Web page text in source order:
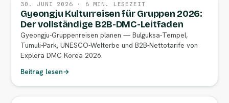
30. JUNI 2026 · 6 MIN. LESEZEIT
Gyeongju Kulturreisen für Gruppen 2026:
Der vollständige B2B-DMC-Leitfaden
Gyeongju-Gruppenreisen planen — Bulguksa-Tempel,
Tumuli-Park, UNESCO-Welterbe und B2B-Nettotarife von
Explera DMC Korea 2026.
Beitrag lesen→